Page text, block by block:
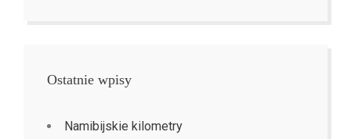
Ostatnie wpisy
Namibijskie kilometry